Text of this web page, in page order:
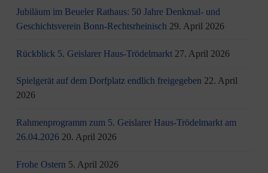
Jubiläum im Beueler Rathaus: 50 Jahre Denkmal- und
Geschichtsverein Bonn-Rechtsrheinisch 29. April 2026
Rückblick 5. Geislarer Haus-Trödelmarkt 27. April 2026
Spielgerät auf dem Dorfplatz endlich freigegeben 22. April
2026
Rahmenprogramm zum 5. Geislarer Haus-Trödelmarkt am
26.04.2026 20. April 2026
Frohe Ostern 5. April 2026